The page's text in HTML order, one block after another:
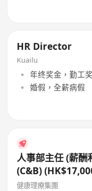
HR Director
Kuailu
年终奖金，勤工
婚假，全薪病假
人事部主任 (薪
(C&B)
售員工薪金經驗,
健康理療集團